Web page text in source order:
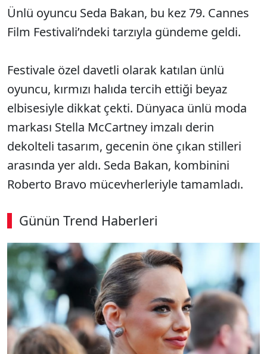
Ünlü oyuncu Seda Bakan, bu kez 79. Cannes
Film Festivali’ndeki tarzıyla gündeme geldi.
Festivale özel davetli olarak katılan ünlü
oyuncu, kırmızı halıda tercih ettiği beyaz
elbisesiyle dikkat çekti. Dünyaca ünlü moda
markası Stella McCartney imzalı derin
dekolteli tasarım, gecenin öne çıkan stilleri
arasında yer aldı. Seda Bakan, kombinini
Roberto Bravo mücevherleriyle tamamladı.
Günün Trend Haberleri